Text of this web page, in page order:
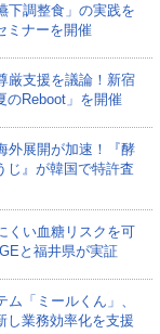
下調整食」の実践を
ミナーを開催
厳支援を議論！新宿
のReboot」を開催
外展開が加速！『酵
じ』が韓国で特許査
くい血糖リスクを可
と福井県が実証
ム「ミールくん」、
し業務効率化を支援